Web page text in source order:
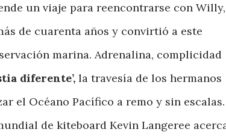
un viaje para reencontrarse con Willy,
de cuarenta años y convirtió a este
marina. Adrenalina, complicidad
diferente’, la travesía de los hermanos
el Océano Pacífico a remo y sin escalas.
de kiteboard Kevin Langeree